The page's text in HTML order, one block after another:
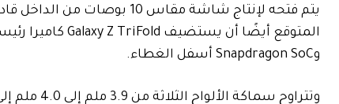
وSnapdragon SoC أسفل الغطاء.